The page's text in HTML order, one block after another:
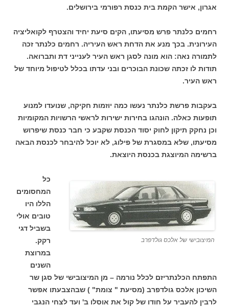
אגרון, אישר הקמת בית כנסת רפורמי בירושלים.
רחמים כלנתר פרש מסיעתו, הקים סיעת יחיד והצטרף לקואליציה
העירונית. בכך מנע את הדחת ראש העיריה. רחמים כלנתר זכה
לתמורה נאה: הוא מונה לסגן ראש העיר לענייני דת ותברואה.
תודות לו זכתה שכונת הבוכרים ובני עדתו בכלל לטיפול מיוחד של
ראש העיר.
בעקבות פרשת כלנתר נעשו כמה יוזמות חקיקה, שנועדו למנוע
תופעות כאלה. הונהגו בחירות ישירות לראשי הרשויות המקומיות
וכן נחקק תיקון לחוק יסוד הכנסת שקבע כי חבר כנסת שיפרוש
מסיעתו, שלא במסגרת של פילוג, לא יוכל להיבחר לכנסת הבאה
ברשימה המיוצגת בכנסת היוצאת.
המיצובישי של אלכס גולדפרב
כל
המחסומים
הללו היו
טובים אולי
בשביל דגי
רקק.
במרוצת
השנים
התפתח הכלנתריזם לכלל נורמה – מן המיצובישי של סגן שר
השיכון אלכס גולדפרב (מסיעת " צומת" ) שבהצבעתו אפשר
לרבין להעביר על חודו של קול את אוסלו ב' ועד לצחי הנגבי